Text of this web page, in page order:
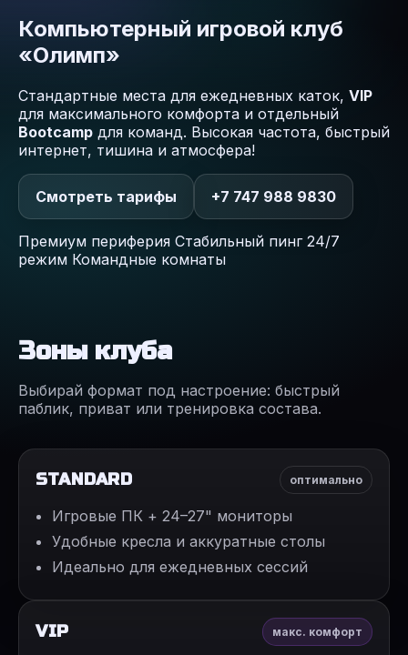
Компьютерный игровой клуб
«Олимп»
Стандартные места для ежедневных каток, VIP
для максимального комфорта и отдельный
Bootcamp для команд. Высокая частота, быстрый
интернет, тишина и атмосфера!
Смотреть тарифы +7 747 988 9830
Премиум периферия Стабильный пинг 24/7
режим Командные комнаты
Зоны клуба
Выбирай формат под настроение: быстрый
паблик, приват или тренировка состава.
STANDARD оптимально
Игровые ПК + 24–27" мониторы
Удобные кресла и аккуратные столы
Идеально для ежедневных сессий
VIP макс. комфорт